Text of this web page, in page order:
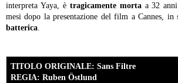
interpreta Yaya, è tragicamente mortaa 32 anni
mesi dopo la presentazione del film a Cannes, in
batterica.
TITOLO ORIGINALE: Sans Filtre
REGIA: Ruben Östlund